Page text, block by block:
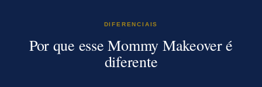
DIFERENCIAIS
Por que esse Mommy Makeover é
diferente